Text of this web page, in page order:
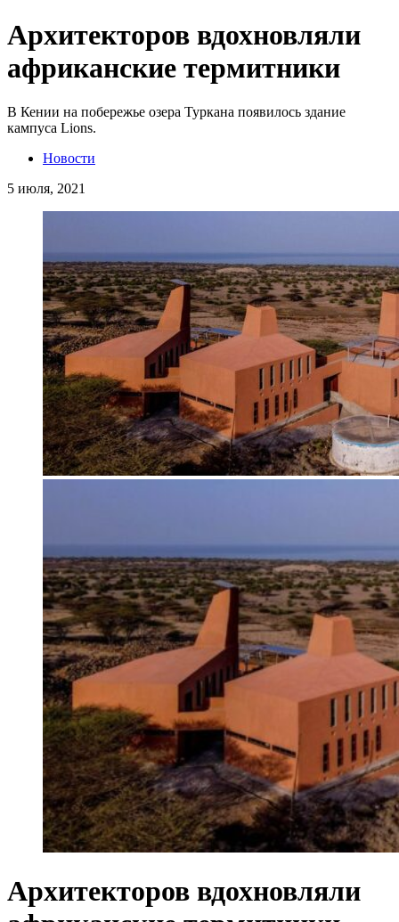
Архитекторов вдохновляли
африканские термитники
В Кении на побережье озера Туркана появилось здание
кампуса Lions.
Новости
5 июля, 2021
Архитекторов вдохновляли